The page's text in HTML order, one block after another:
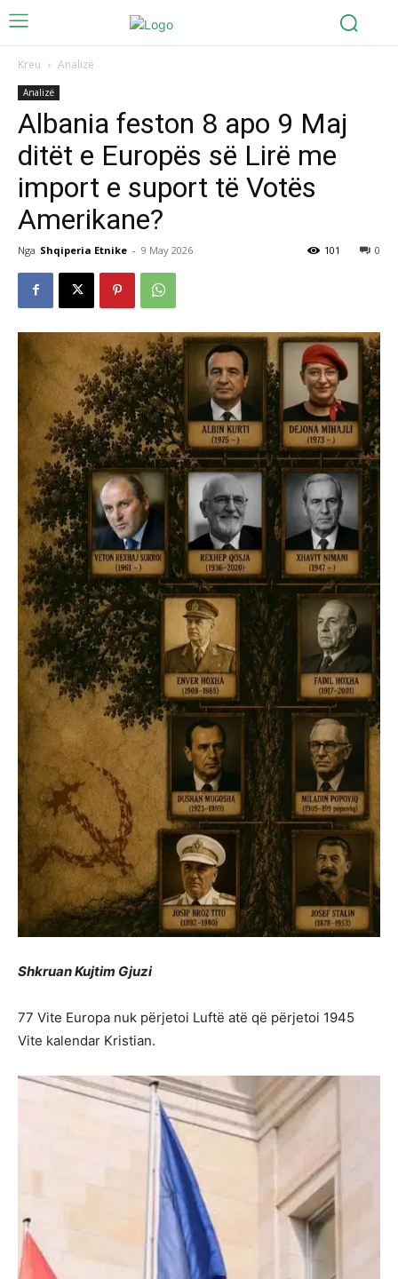
Kreu Analizë
Analizë
Albania feston 8 apo 9 Maj
ditët e Europës së Lirë me
import e suport të Votës
Amerikane?
Nga Shqiperia Etnike - 9 May 2026 0
101
Shkruan Kujtim Gjuzi
77 Vite Europa nuk përjetoi Luftë atë që përjetoi 1945
Vite kalendar Kristian.